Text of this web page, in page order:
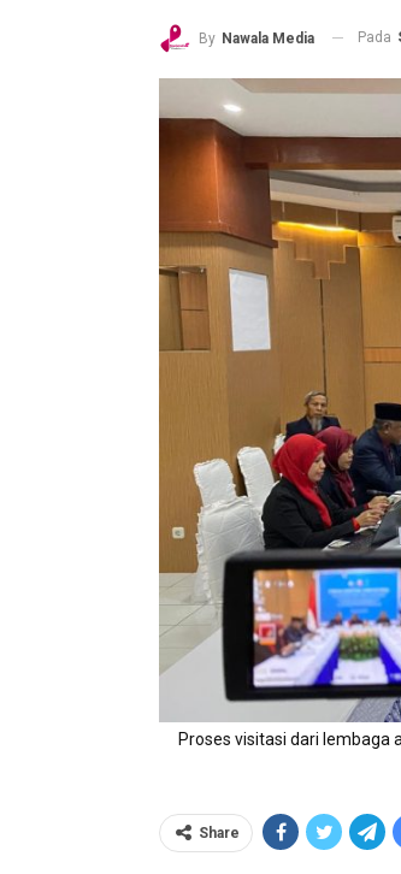
By Nawala Media Pada
Proses visitasi dari lembaga
Share